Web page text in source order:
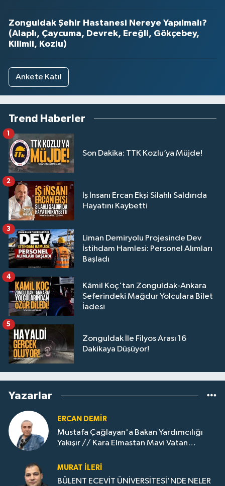
Zonguldak Şehir Hastanesi Nereye Yapılmalı?
(Alaplı, Çaycuma, Devrek, Ereğli, Gökçebey,
Kilimli, Kozlu)
Ankete Katıl
Trend Haberler
Son Dakika: TTK Kozlu’ya Müjde!
1
İş İnsanı Ercan Ekşi Silahlı Saldırıda
Hayatını Kaybetti
2
Liman Demiryolu Projesinde Dev
İstihdam Hamlesi: Personel Alımları
Başladı
3
Kâmil Koç'tan Zonguldak-Ankara
Seferindeki Mağdur Yolculara Bilet
İadesi
4
Zonguldak İle Filyos Arası 16
Dakikaya Düşüyor!
5
Yazarlar
ERCAN DEMIR
Mustafa Çağlayan'a Bakan Yardımcılığı
Yakışır // ​Kara Elmastan Mavi Vatan
MURAT İLERI
BÜLENT ECEVİT ÜNİVERSİTESİ'NDE NELER